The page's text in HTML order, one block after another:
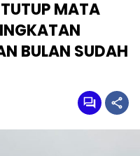
MATA
BULAN SUDAH